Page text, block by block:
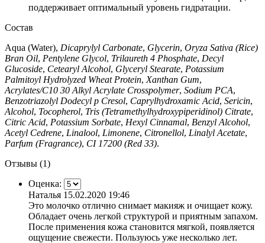
поддерживает оптимальный уровень гидратации.
Состав
Aqua (Water), Dicaprylyl Carbonate, Glycerin, Oryza Sativa (Rice)
Bran Oil, Pentylene Glycol, Trilaureth 4 Phosphate, Decyl
Glucoside, Cetearyl Alcohol, Glyceryl Stearate, Potassium
Palmitoyl Hydrolyzed Wheat Protein, Xanthan Gum,
Acrylates/C10 30 Alkyl Acrylate Crosspolymer, Sodium PCA,
Benzotriazolyl Dodecyl p Cresol, Caprylhydroxamic Acid, Sericin,
Alcohol, Tocopherol, Tris (Tetramethylhydroxypiperidinol) Citrate,
Citric Acid, Potassium Sorbate, Hexyl Cinnamal, Benzyl Alcohol,
Acetyl Cedrene, Linalool, Limonene, Citronellol, Linalyl Acetate,
Parfum (Fragrance), CI 17200 (Red 33).
Отзывы (1)
Оценка:
Наталья 15.02.2020 19:46
Это молочко отлично снимает макияж и очищает кожу.
Обладает очень легкой структурой и приятным запахом.
После применения кожа становится мягкой, появляется
ощущение свежести. Пользуюсь уже несколько лет.